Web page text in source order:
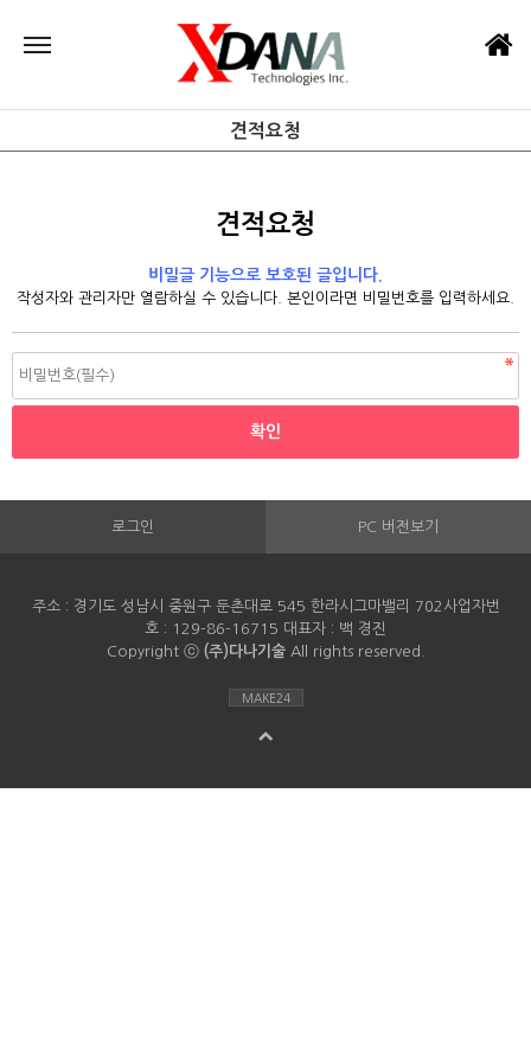
견적요청
견적요청
비밀글 기능으로 보호된 글입니다.
작성자와 관리자만 열람하실 수 있습니다. 본인이라면 비밀번호를 입력하세요.
로그인 PC 버전보기
주소 : 경기도 성남시 중원구 둔촌대로 545 한라시그마밸리 702사업자번
호 : 129-86-16715 대표자 : 백 경진
Copyright ⓒ (주)다나기술All rights reserved.
MAKE24